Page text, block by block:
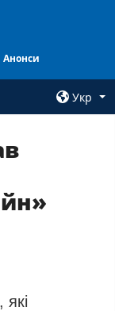
Анонси
Укр